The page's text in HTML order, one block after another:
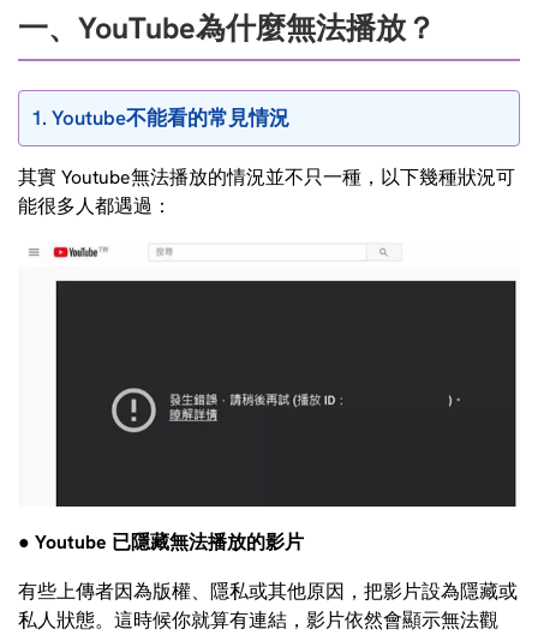
一、YouTube為什麼無法播放？
1. Youtube不能看的常見情況
其實 Youtube無法播放的情況並不只一種，以下幾種狀況可
能很多人都遇過：
● Youtube 已隱藏無法播放的影片
有些上傳者因為版權、隱私或其他原因，把影片設為隱藏或
私人狀態。這時候你就算有連結，影片依然會顯示無法觀